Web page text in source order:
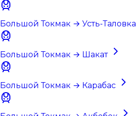
Большой Токмак → Усть-Таловка
Большой Токмак → Шакат
Большой Токмак → Карабас